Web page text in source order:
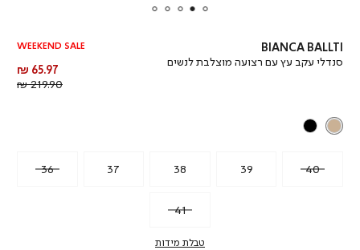
BIANCA BALLTI
סנדלי עקב עץ עם רצועה מוצלבת לנשים
WEEKEND SALE
מחיר
מוצר
65.97 ₪
219.90 ₪
36 37 38 39 40
41
טבלת מידות